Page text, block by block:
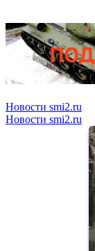
Новости smi2.ru
Новости smi2.ru